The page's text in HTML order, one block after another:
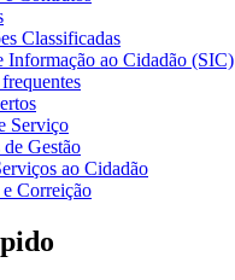
Classificadas
Informação ao Cidadão (SIC)
Serviço
Gestão
ao Cidadão
Correição